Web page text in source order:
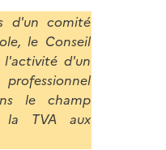
d'un comité
le Conseil
d'un
le champ
la TVA aux